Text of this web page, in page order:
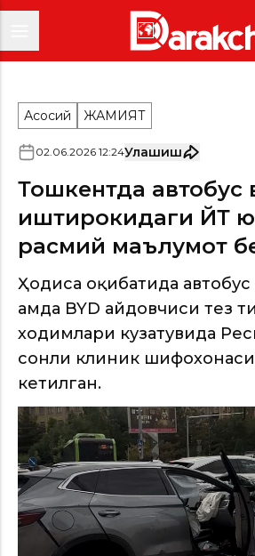
Асосий ЖАМИЯТ
02.06.2026 12:24Улашиш
Тошкентда автобус
иштирокидаги ЙТҲ
расмий маълумот
Ҳодиса оқибатида автобус
ҳамда BYD ҳайдовчиси тез
ходимлари кузатувида
сонли клиник
кетилган.